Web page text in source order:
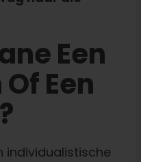
Een
Een
individualistische